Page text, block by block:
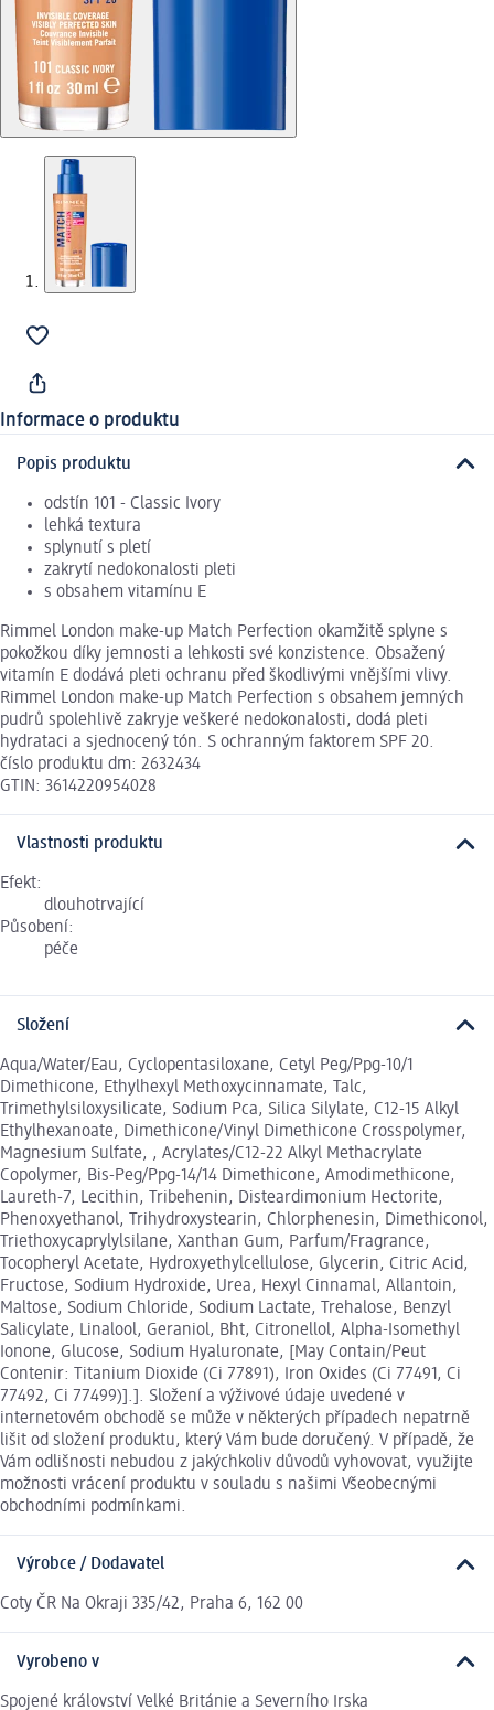
Informace o produktu
Popis produktu
odstín 101 - Classic Ivory
lehká textura
splynutí s pletí
zakrytí nedokonalosti pleti
s obsahem vitamínu E
Rimmel London make-up Match Perfection okamžitě splyne s
pokožkou díky jemnosti a lehkosti své konzistence. Obsažený
vitamín E dodává pleti ochranu před škodlivými vnějšími vlivy.
Rimmel London make-up Match Perfection s obsahem jemných
pudrů spolehlivě zakryje veškeré nedokonalosti, dodá pleti
hydrataci a sjednocený tón. S ochranným faktorem SPF 20.
číslo produktu dm: 2632434
GTIN: 3614220954028
Vlastnosti produktu
Efekt:
dlouhotrvající
Působení:
péče
Složení
Aqua/Water/Eau, Cyclopentasiloxane, Cetyl Peg/Ppg-10/1
Dimethicone, Ethylhexyl Methoxycinnamate, Talc,
Trimethylsiloxysilicate, Sodium Pca, Silica Silylate, C12-15 Alkyl
Ethylhexanoate, Dimethicone/Vinyl Dimethicone Crosspolymer,
Magnesium Sulfate, , Acrylates/C12-22 Alkyl Methacrylate
Copolymer, Bis-Peg/Ppg-14/14 Dimethicone, Amodimethicone,
Laureth-7, Lecithin, Tribehenin, Disteardimonium Hectorite,
Phenoxyethanol, Trihydroxystearin, Chlorphenesin, Dimethiconol,
Triethoxycaprylylsilane, Xanthan Gum, Parfum/Fragrance,
Tocopheryl Acetate, Hydroxyethylcellulose, Glycerin, Citric Acid,
Fructose, Sodium Hydroxide, Urea, Hexyl Cinnamal, Allantoin,
Maltose, Sodium Chloride, Sodium Lactate, Trehalose, Benzyl
Salicylate, Linalool, Geraniol, Bht, Citronellol, Alpha-Isomethyl
Ionone, Glucose, Sodium Hyaluronate, [May Contain/Peut
Contenir: Titanium Dioxide (Ci 77891), Iron Oxides (Ci 77491, Ci
77492, Ci 77499)].]. Složení a výživové údaje uvedené v
internetovém obchodě se může v některých případech nepatrně
lišit od složení produktu, který Vám bude doručený. V případě, že
Vám odlišnosti nebudou z jakýchkoliv důvodů vyhovovat, využijte
možnosti vrácení produktu v souladu s našimi Všeobecnými
obchodními podmínkami.
Výrobce / Dodavatel
Coty ČR Na Okraji 335/42, Praha 6, 162 00
Vyrobeno v
Spojené království Velké Británie a Severního Irska